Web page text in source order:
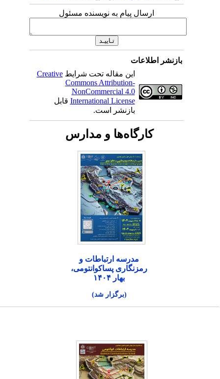
ارسال پیام به نویسنده مسئول
بازنشر اطلاعات
این مقاله تحت شرایطCreative
Commons Attribution-
NonCommercial 4.0
International Licenseقابل
بازنشر است.
کارگاه‌ها و مدارس
مدرسه ارتباطات و
رمزنگاری پساکوانتومی،
بهار ۱۴۰۴
(برگزار شد)